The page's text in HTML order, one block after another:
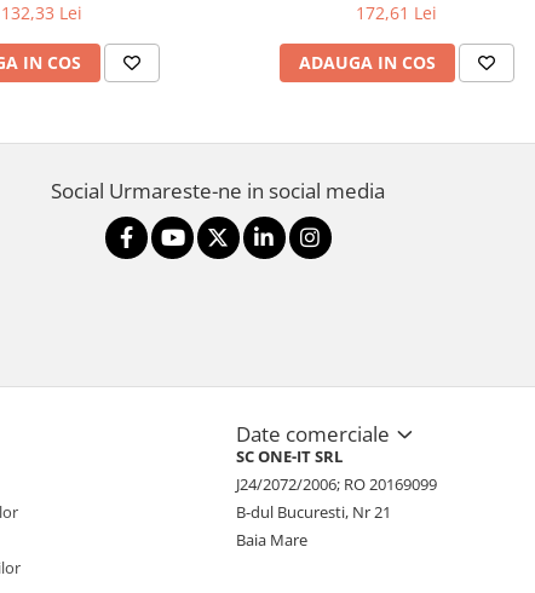
132,33 Lei
IN COS
172,61 Lei
ADAUGA IN COS
Social Urmareste-ne in social media
Date comerciale
SC ONE-IT SRL
J24/2072/2006; RO 20169099
B-dul Bucuresti, Nr 21
Baia Mare